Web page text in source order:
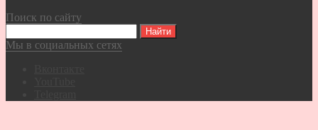
Поиск по сайту
Мы в социальных сетях